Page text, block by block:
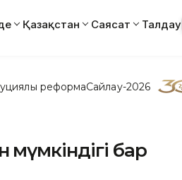
Қазақстан Саясат Талдау
реформаСайлау-2026
мүмкіндігі бар